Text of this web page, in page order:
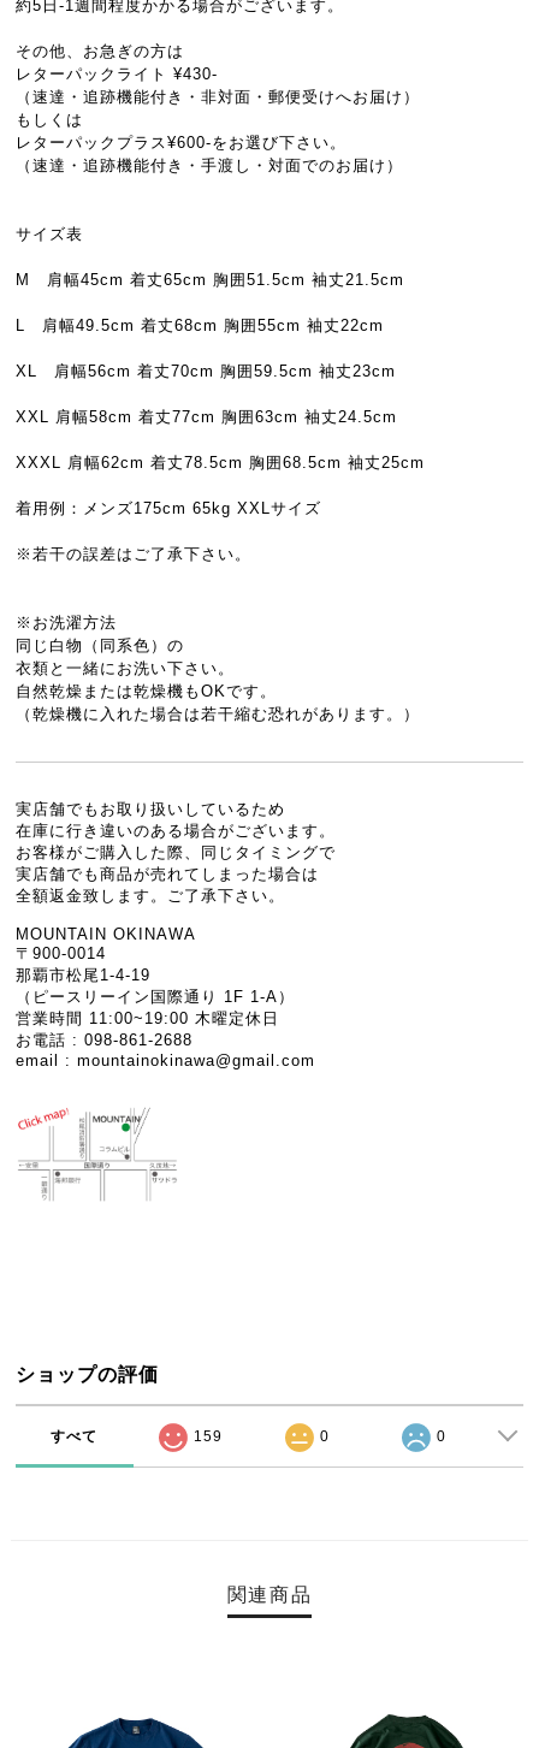
約5日-1週間程度かかる場合がございます。
その他、お急ぎの方は
レターパックライト ¥430-
（速達・追跡機能付き・非対面・郵便受けへお届け）
もしくは
レターパックプラス¥600-をお選び下さい。
（速達・追跡機能付き・手渡し・対面でのお届け）
サイズ表
M 肩幅45cm 着丈65cm 胸囲51.5cm 袖丈21.5cm
L 肩幅49.5cm 着丈68cm 胸囲55cm 袖丈22cm
XL 肩幅56cm 着丈70cm 胸囲59.5cm 袖丈23cm
XXL 肩幅58cm 着丈77cm 胸囲63cm 袖丈24.5cm
XXXL 肩幅62cm 着丈78.5cm 胸囲68.5cm 袖丈25cm
着用例：メンズ175cm 65kg XXLサイズ
※若干の誤差はご了承下さい。
※お洗濯方法
同じ白物（同系色）の
衣類と一緒にお洗い下さい。
自然乾燥または乾燥機もOKです。
（乾燥機に入れた場合は若干縮む恐れがあります。）
実店舗でもお取り扱いしているため
在庫に行き違いのある場合がございます。
お客様がご購入した際、同じタイミングで
実店舗でも商品が売れてしまった場合は
全額返金致します。ご了承下さい。
MOUNTAIN OKINAWA
〒900-0014
那覇市松尾1-4-19
（ピースリーイン国際通り 1F 1-A）
営業時間 11:00~19:00 木曜定休日
お電話 : 098-861-2688
email :mountainokinawa@gmail.com
ショップの評価
すべて 159 0 0
関連商品